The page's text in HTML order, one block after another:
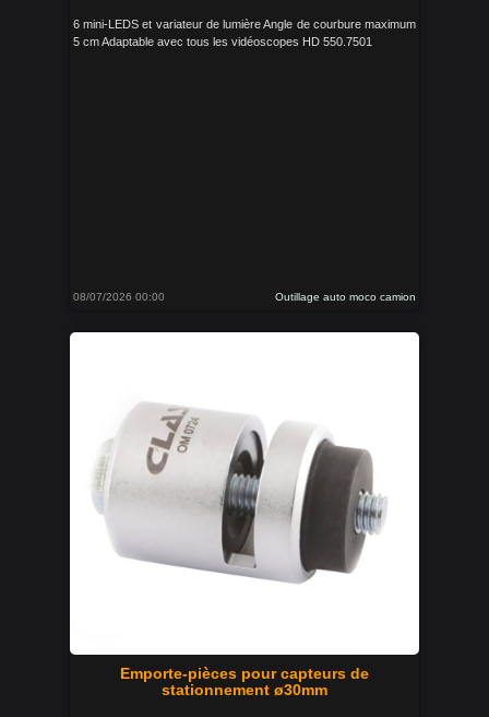
6 mini-LEDS et variateur de lumière Angle de courbure maximum
5 cm Adaptable avec tous les vidéoscopes HD 550.7501
08/07/2026 00:00 Outillage auto moco camion
Emporte-pièces pour capteurs de
stationnement ø30mm